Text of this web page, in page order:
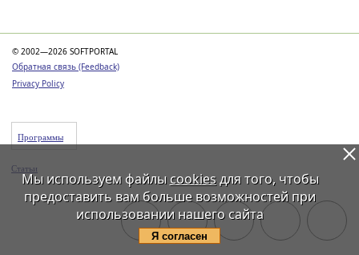
© 2002—2026 SOFTPORTAL
Обратная связь (Feedback)
Privacy Policy
Программы
Статьи
Мы используем файлы cookiesдля того, чтобы
предоставить вам больше возможностей при
использовании нашего сайта